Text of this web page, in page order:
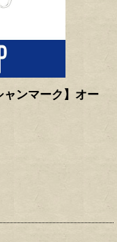
ンマーク】オー